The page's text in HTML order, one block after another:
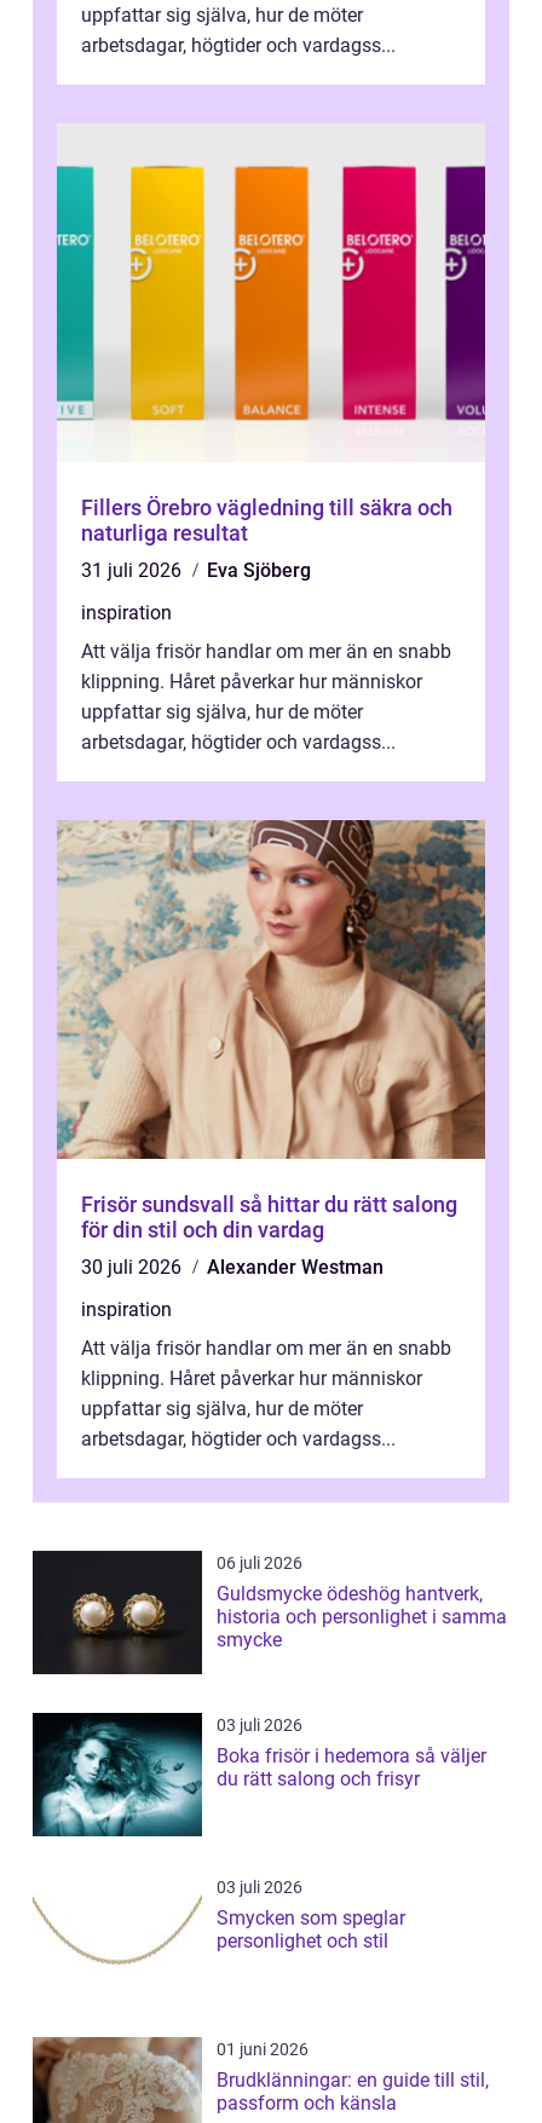
uppfattar sig själva, hur de möter
arbetsdagar, högtider och vardagss...
Fillers Örebro vägledning till säkra och
naturliga resultat
31 juli 2026
Eva Sjöberg
inspiration
Att välja frisör handlar om mer än en snabb
klippning. Håret påverkar hur människor
uppfattar sig själva, hur de möter
arbetsdagar, högtider och vardagss...
Frisör sundsvall så hittar du rätt salong
för din stil och din vardag
30 juli 2026
Alexander Westman
inspiration
Att välja frisör handlar om mer än en snabb
klippning. Håret påverkar hur människor
uppfattar sig själva, hur de möter
arbetsdagar, högtider och vardagss...
06 juli 2026
Guldsmycke ödeshög hantverk,
historia och personlighet i samma
smycke
03 juli 2026
Boka frisör i hedemora så väljer
du rätt salong och frisyr
03 juli 2026
Smycken som speglar
personlighet och stil
01 juni 2026
Brudklänningar: en guide till stil,
passform och känsla